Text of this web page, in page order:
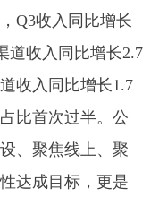
Q3收入同比增长
道收入同比增长2.7
收入同比增长1.7
比首次过半。公
、聚焦线上、聚
达成目标，更是